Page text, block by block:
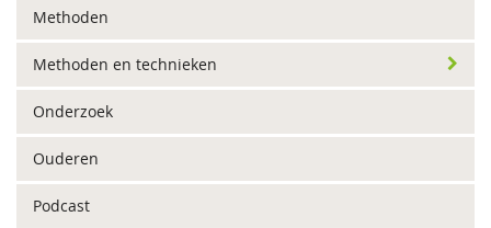
Methoden
Methoden en technieken
Onderzoek
Ouderen
Podcast